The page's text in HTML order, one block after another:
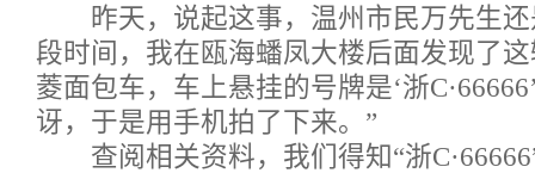
昨天，说起这事，温州市民万先生还
段时间，我在瓯海蟠凤大楼后面发现了这
菱面包车，车上悬挂的号牌是‘浙
讶，于是用手机拍了下来。”
查阅相关资料，我们得知“浙